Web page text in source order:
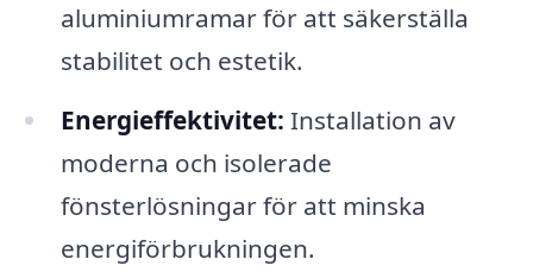
aluminiumramar för att säkerställa
stabilitet och estetik.
Energieffektivitet: Installation av
moderna och isolerade
fönsterlösningar för att minska
energiförbrukningen.